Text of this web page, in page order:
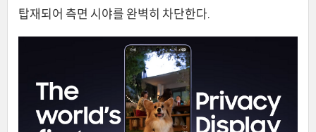
탑재되어 측면 시야를 완벽히 차단한다.